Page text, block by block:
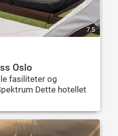
7.5
Oslo
fasiliteter og
Dette hotellet